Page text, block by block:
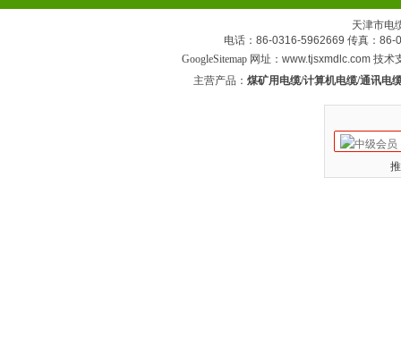
天津市电
电话：86-0316-5962669 传真：86-
GoogleSitemap网址：www.tjsxmdlc.com 技术
主营产品： 煤矿用电缆/计算机电缆/通讯电